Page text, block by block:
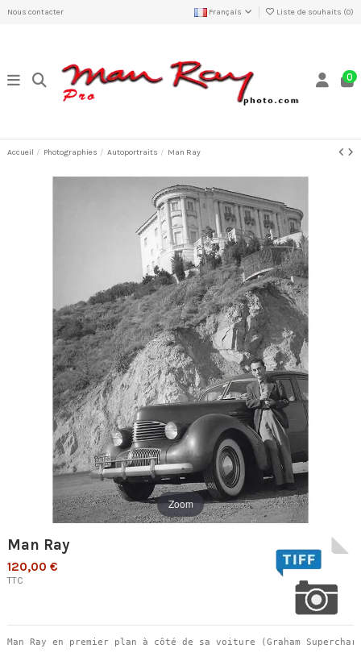
Nous contacter Français Liste de souhaits (0)
0
Accueil Photographies Autoportraits Man Ray
Zoom
Man Ray
120,00 €
TTC
Man Ray en premier plan à côté de sa voiture (Graham